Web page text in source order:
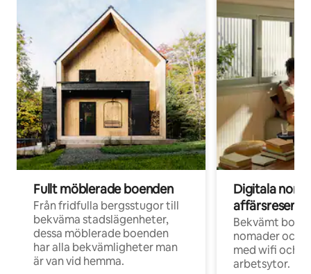
Fullt möblerade boenden
Från fridfulla bergsstugor till
bekväma stadslägenheter,
dessa möblerade boenden
har alla bekvämligheter man
är van vid hemma.
Digitala
Bekvämt
nomader och
med wifi och
arbetsytor.